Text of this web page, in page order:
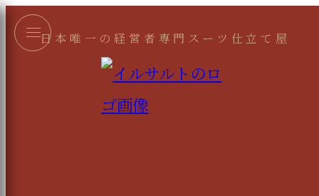
日本唯一の経営者専門スーツ仕立て屋